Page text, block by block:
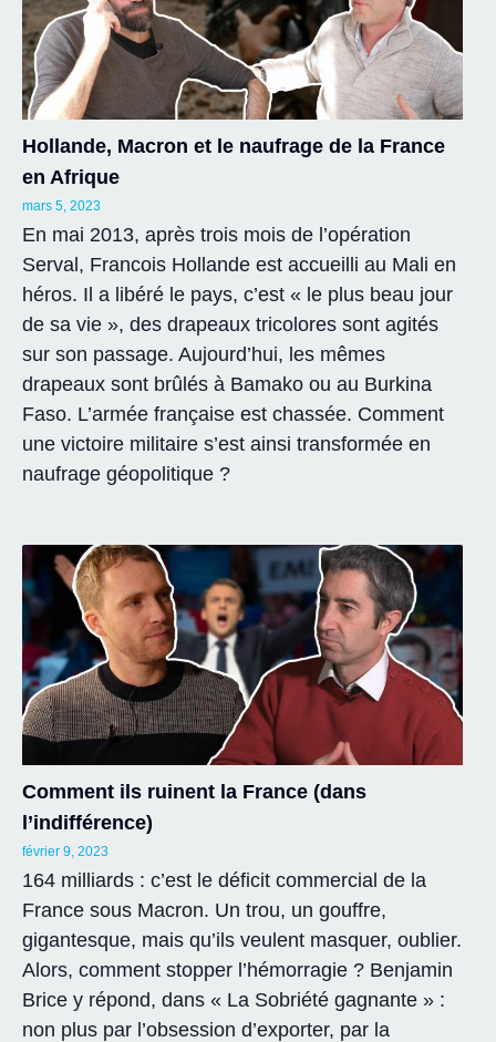
Hollande, Macron et le naufrage de la France
en Afrique
mars 5, 2023
En mai 2013, après trois mois de l’opération
Serval, Francois Hollande est accueilli au Mali en
héros. Il a libéré le pays, c’est « le plus beau jour
de sa vie », des drapeaux tricolores sont agités
sur son passage. Aujourd’hui, les mêmes
drapeaux sont brûlés à Bamako ou au Burkina
Faso. L’armée française est chassée. Comment
une victoire militaire s’est ainsi transformée en
naufrage géopolitique ?
Comment ils ruinent la France (dans
l’indifférence)
février 9, 2023
164 milliards : c’est le déficit commercial de la
France sous Macron. Un trou, un gouffre,
gigantesque, mais qu’ils veulent masquer, oublier.
Alors, comment stopper l’hémorragie ? Benjamin
Brice y répond, dans « La Sobriété gagnante » :
non plus par l’obsession d’exporter, par la